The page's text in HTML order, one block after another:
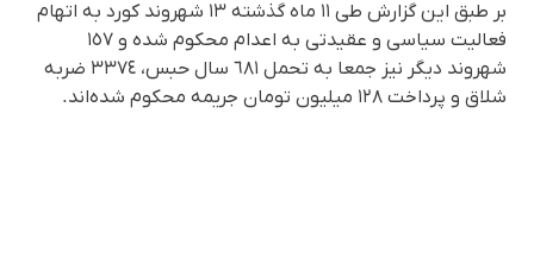
بر طبق این گزارش طی ١١ ماه گذشتە ١٣ شهروند کورد بە اتهام
فعالیت سیاسی و عقیدتی بە اعدام محکوم شدە و ١٥٧
شهروند دیگر نیز جمعا بە تحمل ٦٨١ سال حبس، ٣٣٧٤ ضربە
شلاق و پرداخت ١٢٨ میلیون تومان جریمە محکوم شدەاند.